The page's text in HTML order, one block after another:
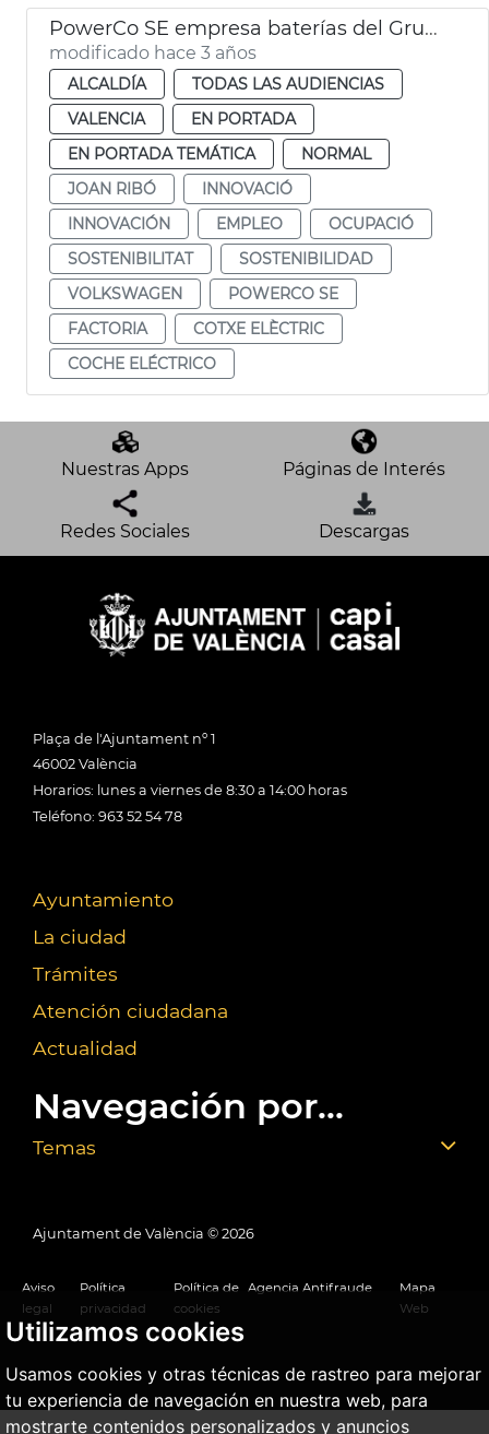
Utilizamos cookies
Usamos cookies y otras técnicas de rastreo para mejorar
tu experiencia de navegación en nuestra web, para
mostrarte contenidos personalizados y anuncios
PowerCo SE empresa baterías del Grupo Volkswagen
modificado hace 3 años
ALCALDÍA
TODAS LAS AUDIENCIAS
VALENCIA
EN PORTADA
EN PORTADA TEMÁTICA
NORMAL
JOAN RIBÓ
INNOVACIÓ
INNOVACIÓN
EMPLEO
OCUPACIÓ
SOSTENIBILITAT
SOSTENIBILIDAD
VOLKSWAGEN
POWERCO SE
FACTORIA
COTXE ELÈCTRIC
COCHE ELÉCTRICO
Nuestras Apps Páginas de Interés
Redes Sociales Descargas
Plaça de l'Ajuntament nº 1
46002 València
Horarios: lunes a viernes de 8:30 a 14:00 horas
Teléfono: 963 52 54 78
Ayuntamiento
La ciudad
Trámites
Atención ciudadana
Actualidad
Navegación por...
Temas
Ajuntament de València © 2026
Aviso
legal
Política
privacidad
Política de
cookies
Agencia Antifraude
Mapa
Web